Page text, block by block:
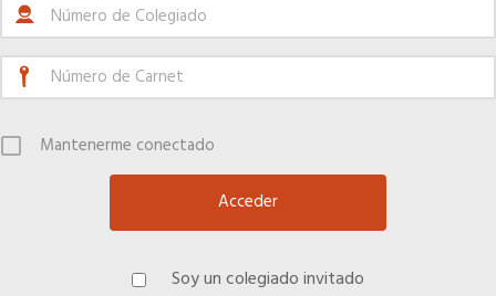
Mantenerme conectado
Soy un colegiado invitado